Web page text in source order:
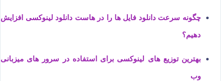
چگونه سرعت دانلود فایل ها را در هاست دانلود لینوکسی افزایش
دهیم؟
بهترین توزیع های لینوکسی برای استفاده در سرور های میزبانی
وب